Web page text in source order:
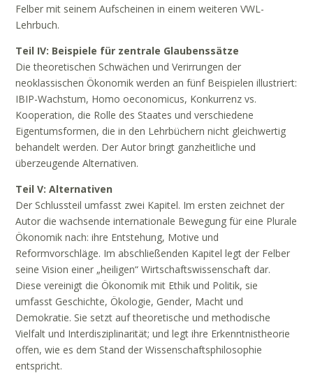
Felber mit seinem Aufscheinen in einem weiteren VWL-
Lehrbuch.
Teil IV: Beispiele für zentrale Glaubenssätze
Die theoretischen Schwächen und Verirrungen der
neoklassischen Ökonomik werden an fünf Beispielen illustriert:
IBIP-Wachstum, Homo oeconomicus, Konkurrenz vs.
Kooperation, die Rolle des Staates und verschiedene
Eigentumsformen, die in den Lehrbüchern nicht gleichwertig
behandelt werden. Der Autor bringt ganzheitliche und
überzeugende Alternativen.
Teil V: Alternativen
Der Schlussteil umfasst zwei Kapitel. Im ersten zeichnet der
Autor die wachsende internationale Bewegung für eine Plurale
Ökonomik nach: ihre Entstehung, Motive und
Reformvorschläge. Im abschließenden Kapitel legt der Felber
seine Vision einer „heiligen“ Wirtschaftswissenschaft dar.
Diese vereinigt die Ökonomik mit Ethik und Politik, sie
umfasst Geschichte, Ökologie, Gender, Macht und
Demokratie. Sie setzt auf theoretische und methodische
Vielfalt und Interdisziplinarität; und legt ihre Erkenntnistheorie
offen, wie es dem Stand der Wissenschaftsphilosophie
entspricht.